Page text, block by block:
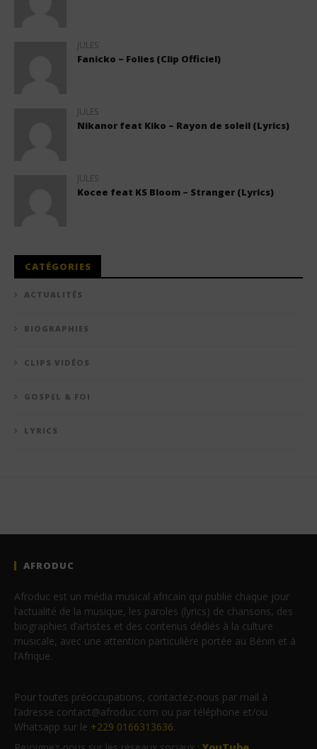
JULES
Fanicko – Folies (Clip Officiel)
JULES
Nikanor feat Kiko – Rayon de soleil (Lyrics)
JULES
Kocee feat KS Bloom – Stranger (Lyrics)
CATÉGORIES
ACTUALITÉS
BIOGRAPHIES
CLIPS VIDÉOS
GOSPEL & FOI
LYRICS
AFRODUC
Afroduc est un média musical africain qui publie chaque jour
l’actualité de la musique, les paroles (lyrics) de chansons, des
biographies d’artistes et des contenus dédiés à la culture
musicale, avec une attention particulière portée au Bénin et à
l’Afrique.
Pour toutes préoccupations, contactez-nous par mail à
l’adresse contact@afroduc.com ou par téléphone et/ou
Whatsapp sur le +229 0166313636.